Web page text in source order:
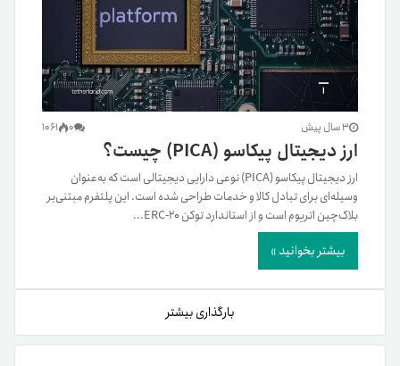
3 سال پیش 0
1061
ارز دیجیتال پیکاسو (PICA) چیست؟
ارز دیجیتال پیکاسو (PICA) نوعی دارایی دیجیتالی است که به‌عنوان
وسیله‌ای برای تبادل کالا و خدمات طراحی شده است. این پلتفرم مبتنی‌بر
بلاک‌چین اتریوم است و از استاندارد توکن ERC-20...
بیشتر بخوانید »
بارگذاری بیشتر